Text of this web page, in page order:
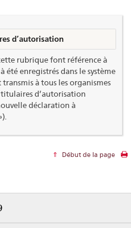
d’autorisation
rubrique font référence à
été enregistrés dans le système
à tous les organismes
d’autorisation
déclaration à
Début de la page